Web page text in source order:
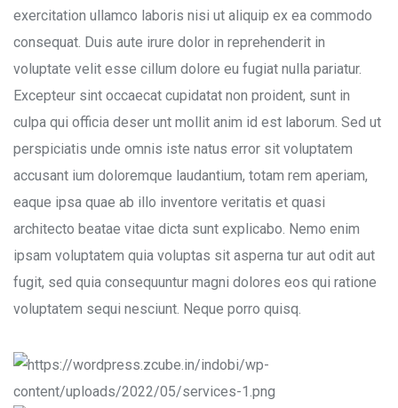
exercitation ullamco laboris nisi ut aliquip ex ea commodo
consequat. Duis aute irure dolor in reprehenderit in
voluptate velit esse cillum dolore eu fugiat nulla pariatur.
Excepteur sint occaecat cupidatat non proident, sunt in
culpa qui officia deser unt mollit anim id est laborum. Sed ut
perspiciatis unde omnis iste natus error sit voluptatem
accusant ium doloremque laudantium, totam rem aperiam,
eaque ipsa quae ab illo inventore veritatis et quasi
architecto beatae vitae dicta sunt explicabo. Nemo enim
ipsam voluptatem quia voluptas sit asperna tur aut odit aut
fugit, sed quia consequuntur magni dolores eos qui ratione
voluptatem sequi nesciunt. Neque porro quisq.